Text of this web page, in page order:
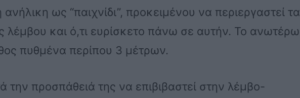
ως “παιχνίδι”, προκειμένου να περιεργαστεί τα
λέμβου και ό,τι ευρίσκετο πάνω σε αυτήν. Το ανωτέρω
πυθμένα περίπου 3 μέτρων.
την προσπάθειά της να επιβιβαστεί στην λέμβο-